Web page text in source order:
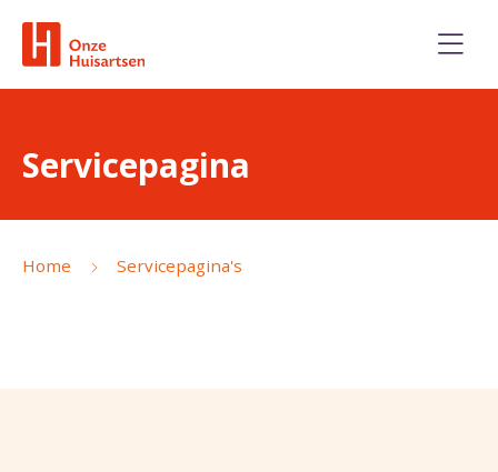
Servicepagina
Home Servicepagina's